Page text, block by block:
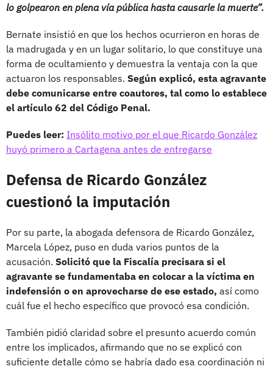
lo golpearon en plena vía pública hasta causarle la muerte”.
Bernate insistió en que los hechos ocurrieron en horas de
la madrugada y en un lugar solitario, lo que constituye una
forma de ocultamiento y demuestra la ventaja con la que
actuaron los responsables. Según explicó, esta agravante
debe comunicarse entre coautores, tal como lo establece
el artículo 62 del Código Penal.
Puedes leer: Insólito motivo por el que Ricardo González
huyó primero a Cartagena antes de entregarse
Defensa de Ricardo González
cuestionó la imputación
Por su parte, la abogada defensora de Ricardo González,
Marcela López, puso en duda varios puntos de la
acusación. Solicitó que la Fiscalía precisara si el
agravante se fundamentaba en colocar a la víctima en
indefensión o en aprovecharse de ese estado, así como
cuál fue el hecho específico que provocó esa condición.
También pidió claridad sobre el presunto acuerdo común
entre los implicados, afirmando que no se explicó con
suficiente detalle cómo se habría dado esa coordinación ni